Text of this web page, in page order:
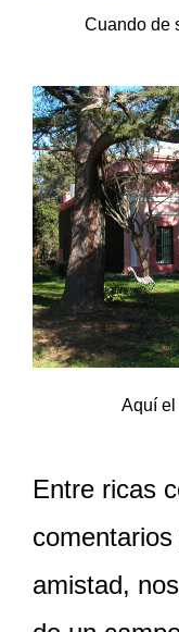
Cuando de
Aquí el
Entre ricas
amistad,